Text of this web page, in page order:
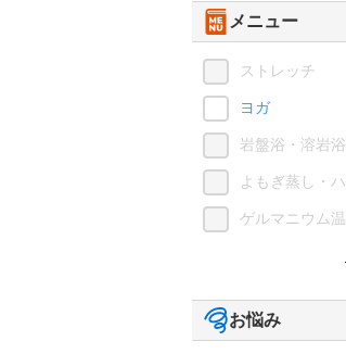
メニュー
ストレッチ
ヨガ
岩盤浴・溶岩浴
よもぎ蒸し・
ゲルマニウム
お悩み